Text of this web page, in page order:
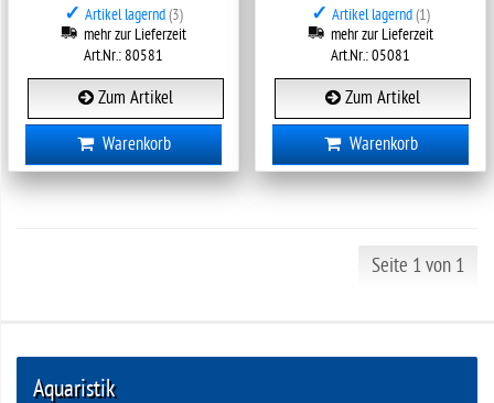
✓ Artikel lagernd(3)
mehr zur Lieferzeit
Art.Nr.: 80581
Zum Artikel
Warenkorb
✓ Artikel lagernd(1)
mehr zur Lieferzeit
Art.Nr.: 05081
Zum Artikel
Warenkorb
Seite 1 von 1
Aquaristik